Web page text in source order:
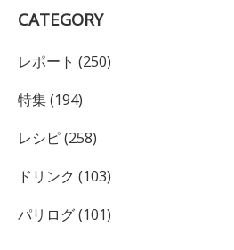
CATEGORY
レポート (250)
特集 (194)
レシピ (258)
ドリンク (103)
パリログ (101)